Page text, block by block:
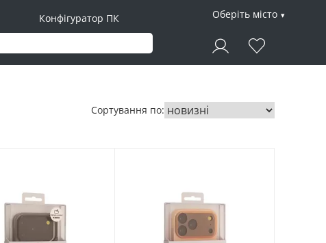
Конфігуратор ПК Оберіть місто
Сортування по: